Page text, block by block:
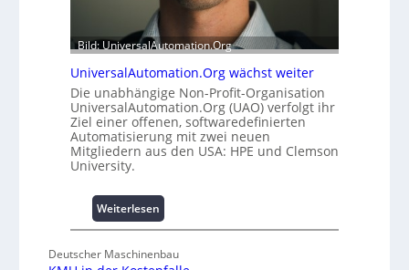
s
b
a
h
e
m
m
n
s
e
c
2
0
u
d
4
0
A
Bild: UniversalAutomation.Org
UniversalAutomation.Org wächst weiter
Die unabhängige Non-Profit-Organisation
UniversalAutomation.Org (UAO) verfolgt ihr
Ziel einer offenen, softwaredefinierten
Automatisierung mit zwei neuen
Mitgliedern aus den USA: HPE und Clemson
University.
Weiterlesen:
U
i
Deutscher Maschinenbau